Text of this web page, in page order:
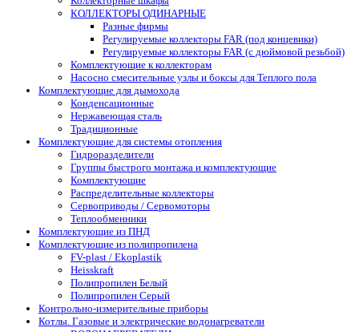
КОЛЛЕКТОРЫ ОДИНАРНЫЕ
Разные фирмы
Регулируемые коллекторы FAR (под концевики)
Регулируемые коллекторы FAR (с дюймовой резьбой)
Комплектующие к коллекторам
Насосно смесительные узлы и боксы для Теплого пола
Комплектующие для дымохода
Конденсационные
Нержавеющая сталь
Традиционные
Комплектующие для системы отопления
Гидроразделители
Группы быстрого монтажа и комплектующие
Комплектующие
Распределительные коллекторы
Сервоприводы / Сервомоторы
Теплообменники
Комплектующие из ПНД
Комплектующие из полипропилена
FV-plast / Ekoplastik
Heisskraft
Полипропилен Белый
Полипропилен Серый
Контрольно-измерительные приборы
Котлы. Газовые и электрические водонагреватели